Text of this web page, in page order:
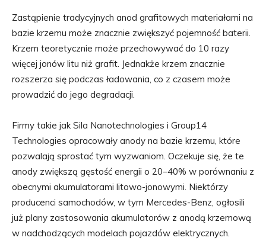
Zastąpienie tradycyjnych anod grafitowych materiałami na
bazie krzemu może znacznie zwiększyć pojemność baterii.
Krzem teoretycznie może przechowywać do 10 razy
więcej jonów litu niż grafit. Jednakże krzem znacznie
rozszerza się podczas ładowania, co z czasem może
prowadzić do jego degradacji.
Firmy takie jak Sila Nanotechnologies i Group14
Technologies opracowały anody na bazie krzemu, które
pozwalają sprostać tym wyzwaniom. Oczekuje się, że te
anody zwiększą gęstość energii o 20–40% w porównaniu z
obecnymi akumulatorami litowo-jonowymi. Niektórzy
producenci samochodów, w tym Mercedes-Benz, ogłosili
już plany zastosowania akumulatorów z anodą krzemową
w nadchodzących modelach pojazdów elektrycznych.